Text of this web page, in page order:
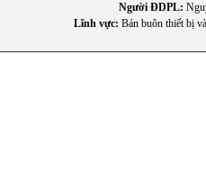
Người ĐDPL:
Lĩnh vực: Bán buôn thiết bị